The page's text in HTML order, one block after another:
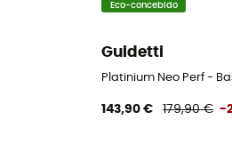
Eco-concebido
Guidetti
Platinium Neo Perf -
143,90 € 179,90 € -